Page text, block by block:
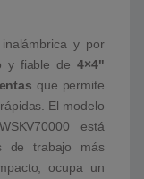
y por
y fiable de4×4"
que permite
El modelo
está
de trabajo más
ocupa un